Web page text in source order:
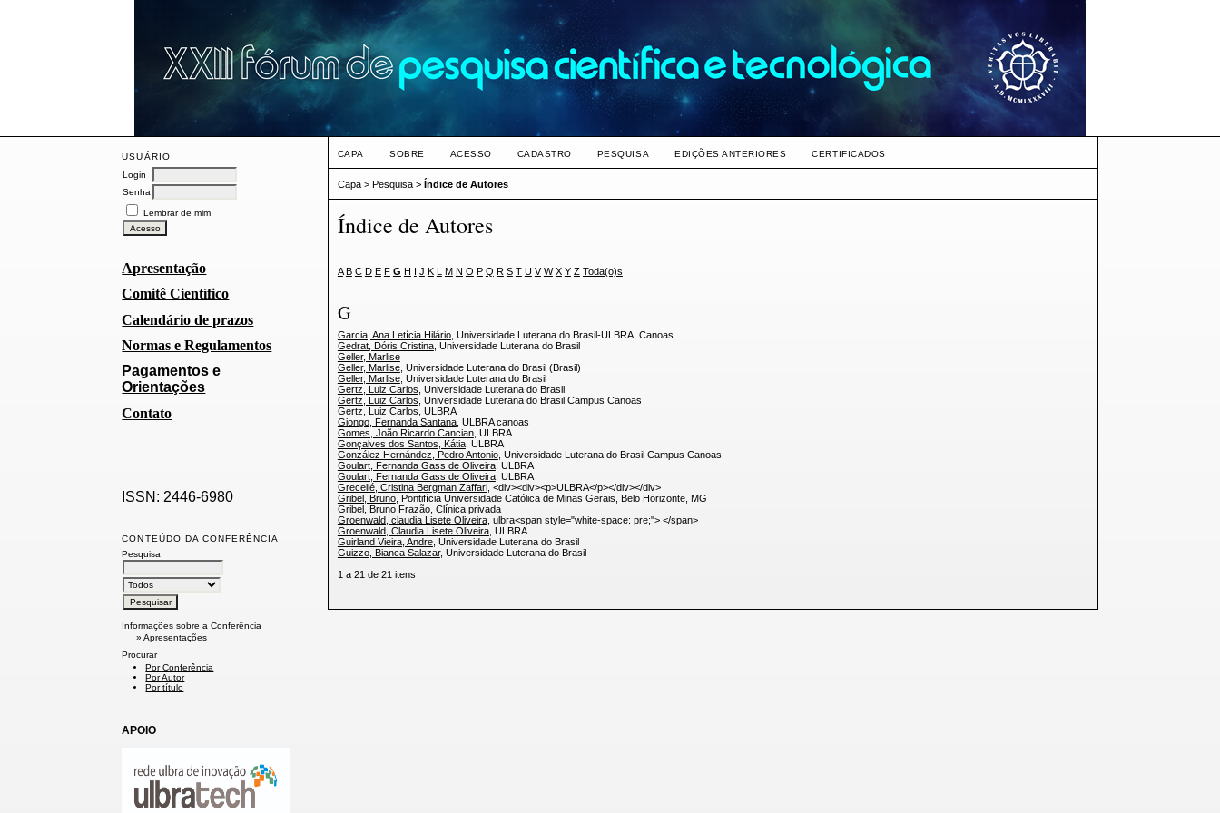
USUÁRIO
Login
Senha
Lembrar de mim
Apresentação
Comitê Científico
Calendário de prazos
Normas e Regulamentos
Pagamentos e
Orientações
Contato
ISSN: 2446-6980
CONTEÚDO DA CONFERÊNCIA
Pesquisa
Informações sobre a Conferência
» Apresentações
Procurar
Por Conferência
Por Autor
Por título
APOIO
CAPA SOBRE ACESSO CADASTRO PESQUISA EDIÇÕES ANTERIORES CERTIFICADOS
Capa> Pesquisa> Índice de Autores
Índice de Autores
A B C D E F G H I J K L M N O P Q R S T U V W X Y Z Toda(o)s
G
Garcia, Ana Letícia Hilário, Universidade Luterana do Brasil-ULBRA, Canoas.
Gedrat, Dóris Cristina, Universidade Luterana do Brasil
Geller, Marlise
Geller, Marlise, Universidade Luterana do Brasil (Brasil)
Geller, Marlise, Universidade Luterana do Brasil
Gertz, Luiz Carlos , Universidade Luterana do Brasil
Gertz, Luiz Carlos , Universidade Luterana do Brasil Campus Canoas
Gertz, Luiz Carlos , ULBRA
Giongo, Fernanda Santana, ULBRA canoas
Gomes, João Ricardo Cancian, ULBRA
Gonçalves dos Santos, Kátia, ULBRA
González Hernández, Pedro Antonio, Universidade Luterana do Brasil Campus Canoas
Goulart, Fernanda Gass de Oliveira, ULBRA
Goulart, Fernanda Gass de Oliveira, ULBRA
Grecellé, Cristina Bergman Zaffari, <div><div><p>ULBRA</p></div></div>
Gribel, Bruno, Pontifícia Universidade Católica de Minas Gerais, Belo Horizonte, MG
Gribel, Bruno Frazão, Clínica privada
Groenwald, claudia Lisete Oliveira, ulbra<span style="white-space: pre;"> </span>
Groenwald, Claudia Lisete Oliveira, ULBRA
Guirland Vieira, Andre, Universidade Luterana do Brasil
Guizzo, Bianca Salazar, Universidade Luterana do Brasil
1 a 21 de 21 itens